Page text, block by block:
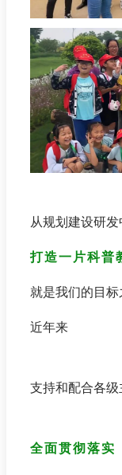
从规划建设研
打造一片科普
就是我们的目标
近年来
支持和配合各级
全面贯彻落实